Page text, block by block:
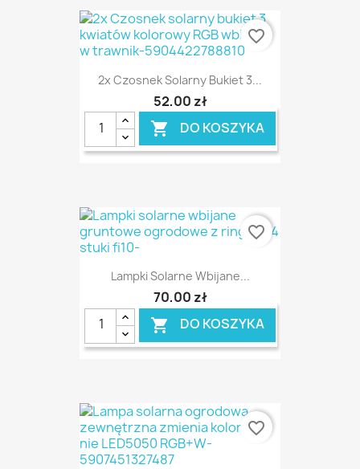
2x Czosnek Solarny Bukiet 3...
52,00 zł
 DO KOSZYKA
favorite_border
Lampki Solarne Wbijane...
70,00 zł
 DO KOSZYKA
favorite_border
favorite_border